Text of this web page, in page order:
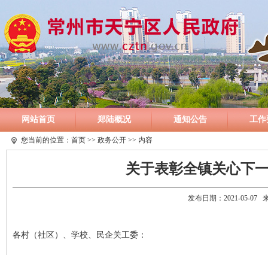
网站首页 郑陆概况 通知公告 工作
您当前的位置： 首页 >> 政务公开 >> 内容
关于表彰全镇关心下
发布日期：2021-05-07
各村（社区）、学校、民企关工委：